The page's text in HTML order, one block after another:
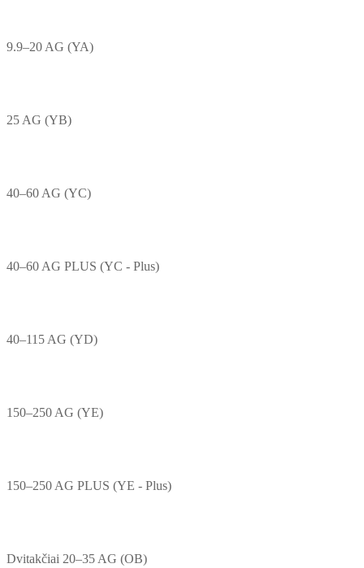
9.9–20 AG (YA)
25 AG (YB)
40–60 AG (YC)
40–60 AG PLUS (YC - Plus)
40–115 AG (YD)
150–250 AG (YE)
150–250 AG PLUS (YE - Plus)
Dvitakčiai 20–35 AG (OB)